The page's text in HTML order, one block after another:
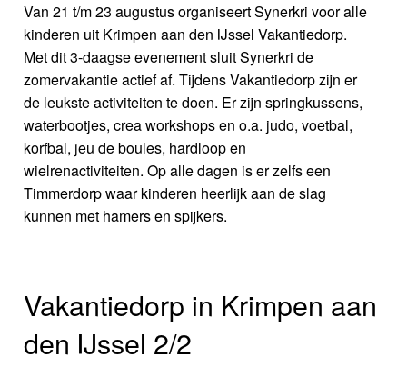
Van 21 t/m 23 augustus organiseert Synerkri voor alle
kinderen uit Krimpen aan den IJssel Vakantiedorp.
Met dit 3-daagse evenement sluit Synerkri de
zomervakantie actief af. Tijdens Vakantiedorp zijn er
de leukste activiteiten te doen. Er zijn springkussens,
waterbootjes, crea workshops en o.a. judo, voetbal,
korfbal, jeu de boules, hardloop en
wielrenactiviteiten. Op alle dagen is er zelfs een
Timmerdorp waar kinderen heerlijk aan de slag
kunnen met hamers en spijkers.
Vakantiedorp in Krimpen aan
den IJssel 2/2